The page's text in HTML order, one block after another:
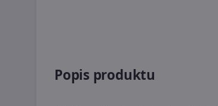
Popis produktu